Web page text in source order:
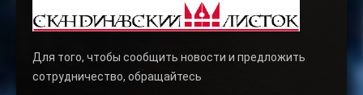
Для того, чтобы сообщить новости и предложить
сотрудничество, обращайтесь